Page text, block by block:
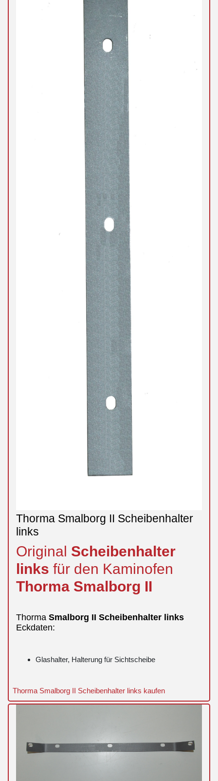
Thorma Smalborg II Scheibenhalter
links
Original Scheibenhalter
links für den Kaminofen
Thorma Smalborg II
Thorma Smalborg II Scheibenhalter links
Eckdaten:
Glashalter, Halterung für Sichtscheibe
Thorma Smalborg II Scheibenhalter links kaufen